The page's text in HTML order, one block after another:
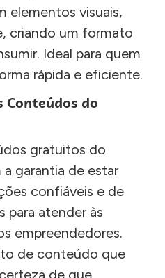
elementos visuais,
criando um formato
Ideal para quem
rápida e eficiente.
Conteúdos do
gratuitos do
garantia de estar
confiáveis e de
para atender às
empreendedores.
de conteúdo que
de que